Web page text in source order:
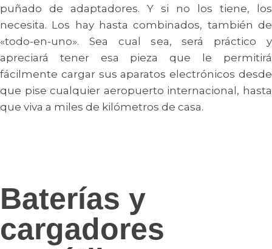
puñado de adaptadores. Y si no los tiene, los
necesita. Los hay hasta combinados, también de
«todo-en-uno». Sea cual sea, será práctico y
apreciará tener esa pieza que le permitirá
fácilmente cargar sus aparatos electrónicos desde
que pise cualquier aeropuerto internacional, hasta
que viva a miles de kilómetros de casa.
Baterías y
cargadores